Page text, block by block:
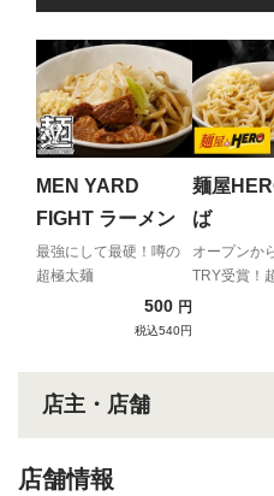
MEN YARD
FIGHT ラーメン
最強にして最硬！噂の
超極太麺
500 円
税込540円
麺屋
ば
オープンか
TRY受賞！
店主・店舗
店舗情報